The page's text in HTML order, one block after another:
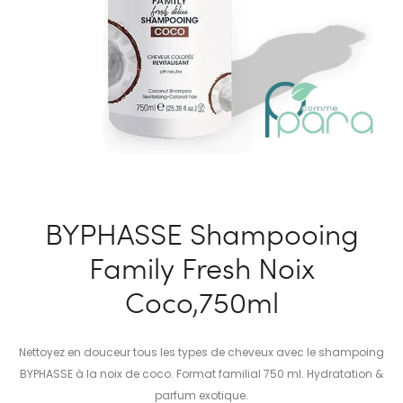
BYPHASSE Shampooing
Family Fresh Noix
Coco,750ml
Nettoyez en douceur tous les types de cheveux avec le shampoing
BYPHASSE à la noix de coco. Format familial 750 ml. Hydratation &
parfum exotique.